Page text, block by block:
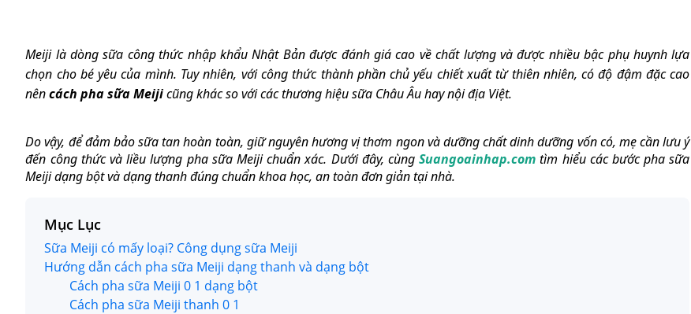
Meiji là dòng sữa công thức nhập khẩu Nhật Bản được đánh giá cao về chất lượng và được nhiều bậc phụ huynh lựa
chọn cho bé yêu của mình. Tuy nhiên, với công thức thành phần chủ yếu chiết xuất từ thiên nhiên, có độ đậm đặc cao
nêncách pha sữa Meijicũng khác so với các thương hiệu sữa Châu Âu hay nội địa Việt.
Do vậy, để đảm bảo sữa tan hoàn toàn, giữ nguyên hương vị thơm ngon và dưỡng chất dinh dưỡng vốn có, mẹ cần lưu ý
đến công thức và liều lượng pha sữa Meiji chuẩn xác. Dưới đây, cùngSuangoainhap.com tìm hiểu các bước pha sữa
Meiji dạng bột và dạng thanh đúng chuẩn khoa học, an toàn đơn giản tại nhà.
Mục Lục
Sữa Meiji có mấy loại? Công dụng sữa Meiji
Hướng dẫn cách pha sữa Meiji dạng thanh và dạng bột
Cách pha sữa Meiji 0 1 dạng bột
Cách pha sữa Meiji thanh 0 1